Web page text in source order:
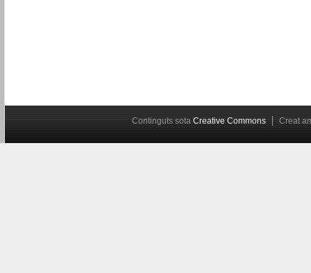
Continguts sota Creative Commons Creat